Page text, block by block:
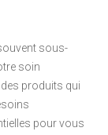
sous-
soin
produits qui
pour vous